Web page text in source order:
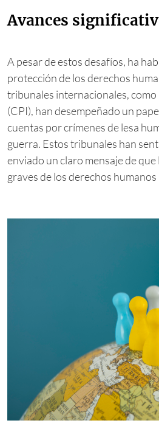
Avances
A pesar de estos desafíos, ha
protección de los derechos
tribunales internacionales,
(CPI), han desempeñado un
cuentas por crímenes de lesa
guerra. Estos tribunales han
enviado un claro mensaje de
graves de los derechos